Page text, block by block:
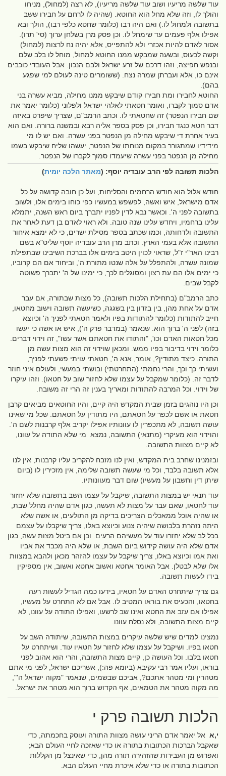
עוד שלשה מריעיו ושוב עוד שלשה מריעיו), לא רצה (למחול), מניחו
והולך לו, וזה שלא מחל הוא החוטא. (שהיה לו לרחם על חבירו ששב
בתשובה ולמחול לו.) ואם היה רבו (כלומר שחטא כלפי רבו), הולך ובא
אפילו אלף פעמים עד שימחל לו. וכן פסק מרן בשלחן ערוך (סי' תרו).
אסור לאדם להיות אכזרי ולא להתפייס, אלא יהיה נח לרצות (למחול)
וקשה לכעוס, ובשעה שמבקש ממנו החוטא למחול, מוחל לו בלב שלם
ובנפש חפיצה, וזהו דרכם של זרע ישראל ולבם הנכון. אבל העובדי כוכבים
אינם כו, אלא ועברתן שמרה נצח. (ששומרים טינה לעולם למי שפגע
בהם).
החוטא לחבירו ומת חבירו קודם שיבקש ממנו מחילה, מביא עשרה בני
אדם סמוך לקברו, ואומר חטאתי לאלהי ישראל ולפלוני (כלומר יאמר את
שם חבירו הנפטר) זה שחטאתי לו. וכתב הרמב"ם, שצריך שיפרט באיזה
דבר חטא כנגד חבירו, וכן פסק בספר אליה רבא ובמשנה ברורה. ואם הוא
בעיר אחרת די שיבקש מחילה מן הנפטר בפני עשרה. ואם יש לו מי
מידידיו שמתגורר במקום מנוחתו של הנפטר, יעשהו שליח שיבקש בשמו
מחילה מן הנפטר בפני עשרה שיעמדו סמוך לקברו של הנפטר.
הלכות תשובה לפי הרב עובדיה יוסף: (מאתר הלכה יומית)
חודש אלול הוא חודש הרחמים והסליחות, ועל כן חובה קדושה על כל
אדם מישראל, איש ואשה, לפשפש במעשיו כפי כוחו בימים אלו, ולשוב
בתשובה לפני ה'. וכאשר נבא לדין לפניו יתברך ביום ראש השנה, יתמלא
עלינו ברחמיו, ויחדש עלינו שנה טובה. ולא ראוי לאדם בן דעת לאחר את
התשובה ולדחותה, וכמו שכתב בספר מסילת ישרים, כי לא ימצא איחור
התשובה אלא בעמי הארץ. וכתב מרן הרב עובדיה יוסף שליט"א בשם
רבינו האר"י ז"ל, שראוי לכוין היטב בימים אלו בברכת השיבינו שבתפילת
שמונה עשרה, ולהתפלל על אלה שנטו מתורת ה', וביחוד אם הם קרוביו,
כי ימים אלו הם עת רצון ומסוגלים לכך, כי ימינו של ה' יתברך פשוטה
לקבל שבים.
כתב הרמב"ם (בתחילת הלכות תשובה), כל מצות שבתורה, אם עבר
אדם על אחת מהן, בין בזדון בין בשגגה, כשיעשה תשובה וישוב מחטאו,
חייב להתודות (כלומר להתודות בפיו ולאמר חטאתי לפניך ה' וכיוצא
בזה) לפני ה' ברוך הוא. שנאמר (במדבר פרק ה'), איש או אשה כי יעשו
מכל חטאות האדם וכו', "והתודו את חטאתם אשר עשו", זה וידוי דברים.
כלומר וידוי בדיבור בפיו ממש. ומכאן שוידוי זה הוא מצות עשה מן
התורה. כיצד מתודין?, אומר, אנא ה', חטאתי עויתי פשעתי לפניך,
ועשיתי כך וכך, והרי נחמתי (התחרטתי) ובושתי במעשי, ולעולם איני חוזר
לדבר זה. (כלומר שמקבל על עצמו שלא לחזור שוב על חטאו). וזהו עיקרו
של וידוי. וכל המרבה להתודות ומאריך בענין זה הרי זה משובח.
וכן היו נוהגים בזמן שבית המקדש היה קיים, והיו החוטאים מביאים קרבן
חטאת או אשם לכפר על חטאתם, היו מתודין על חטאתם. שכל מי שאינו
עושה תשובה, לא מתכפרין לו עוונותיו אפילו יקריב אלף קרבנות לשם ה'.
והוידוי הוא מעיקרי (מתנאי) התשובה, נמצא מי שלא התודה על עוונו,
לא קיים מצוות התשובה.
ובזמנינו שחרב בית המקדש, ואין לנו מזבח להקריב עליו קרבנות, אין לנו
אלא תשובה בלבד, וכל מי שעשה תשובה שלימה, אין מזכירין לו (ביום
שיתן דין וחשבון על מעשיו) שום דבר מעוונותיו.
עוד תנאי יש במצות התשובה, שיקבל על עצמו השב בתשובה שלא יחזור
עוד לחטאו, שאם עבר על מצות לא תעשה, כגון אדם שהיה מחלל שבת,
או שהיה אוכל ממאכלים הצריכים בדיקה מן התולעים, או אשה שלא
היתה נזהרת בלבושה שיהיה צנוע וכיוצא באלו, צריך שיקבלו על עצמם
בכל לב שלא יחזרו עוד על מעשיהם הרעים. וכן אם ביטל מצות עשה, כגון
אדם שלא היה עושה קידוש ביום השבת, או שלא היה מכבד את אביו
ואת אמו וכיוצא באלו, צריך שיקבל על עצמו להזהר מכאן ולהבא במצוות
אלו שלא לבטלן. אבל האומר אחטא ואשוב אחטא ואשוב, אין מספיקין
בידו לעשות תשובה.
גם צריך שיתחרט האדם על חטאיו, בידעו כמה הגדיל לעשות רעה
בחטאו, והכעיס את בוראו המטיב לו. אבל אם לא התחרט על מעשיו,
אפילו אם עזב את החטא ואינו שב לרשעו, ואפילו התודה על עוונו, לא
קיים מצות התשובה, ולא נסלח עוונו.
נמצינו למדים שיש שלשה עיקרים במצות התשובה, שיתודה השב על
חטאו בפיו. ושיקבל על עצמו שלא לחזור על חטאיו עוד. ושיתחרט על
חטאו בלבו. וכל העושה כן, קיים מצות התשובה, והרי הוא אהוב לפני
בוראו, ועליו אמר רבי עקיבא (ביומא פה:), אשריכם ישראל, לפני מי אתם
מטהרין ומי מטהר אתכם?, אביכם שבשמים, שנאמר "מקוה ישראל ה'",
מה מקוה מטהר את הטמאים, אף הקדוש ברוך הוא מטהר את ישראל.
הלכות תשובה פרק י
י,א אל יאמר אדם הריני עושה מצוות התורה ועוסק בחכמתה, כדי
שאקבל הברכות הכתובות בתורה או כדי שאזכה לחיי העולם הבא;
ואפרוש מן העבירות שהזהירה תורה מהן, כדי שאינצל מן הקללות
הכתובות בתורה או כדי שלא איכרת מחיי העולם הבא.